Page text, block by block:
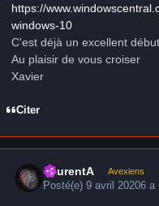
https://
windows-10
C'est déjà un excellent début.
Au plaisir de vous croiser
Xavier
Citer
LaurentA Avexiens
Posté(e)9 avril 20206 a